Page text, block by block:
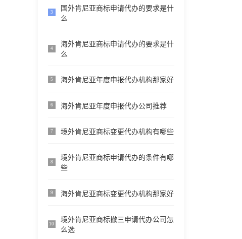
3
国外肯尼亚商标申请代办的要求是什
么
4
海外肯尼亚商标申请代办的要求是什
么
5 海外肯尼亚年度申报代办机构那家好
6 海外肯尼亚年度申报代办公司推荐
7 境外肯尼亚商标变更代办机构有哪些
8
境外肯尼亚商标申请代办的条件有哪
些
9 海外肯尼亚商标变更代办机构那家好
10
境外肯尼亚商标撤三申请代办公司怎
么选